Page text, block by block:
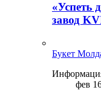
«Успеть
завод
Букет
фев